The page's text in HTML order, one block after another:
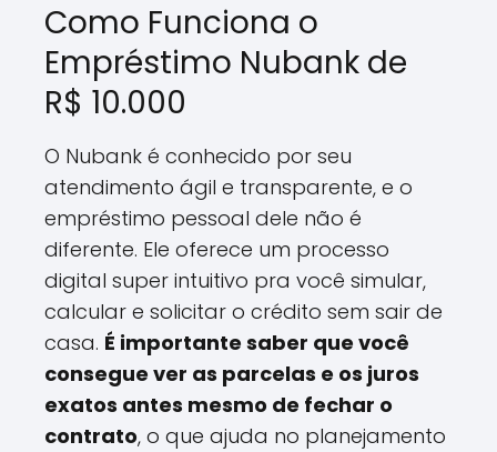
Como Funciona o
Empréstimo Nubank de
R$ 10.000
O Nubank é conhecido por seu
atendimento ágil e transparente, e o
empréstimo pessoal dele não é
diferente. Ele oferece um processo
digital super intuitivo pra você simular,
calcular e solicitar o crédito sem sair de
casa. É importante saber que você
consegue ver as parcelas e os juros
exatos antes mesmo de fechar o
contrato, o que ajuda no planejamento